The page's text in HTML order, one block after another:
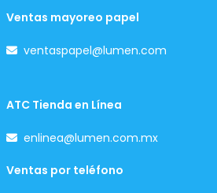
Ventas mayoreo papel
ventaspapel@lumen.com
ATC Tienda en Línea
enlinea@lumen.com.mx
Ventas por teléfono